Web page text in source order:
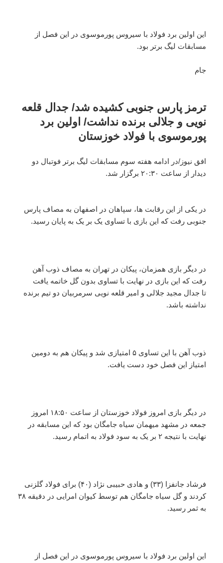
این اولین برد فولاد با سیروس پورموسوی در این فصل از
مسابقات لیگ برتر بود.
جام
ترمز پارس جنوبی کشیده شد/ جدال قلعه
نویی و جلالی برنده نداشت/ اولین برد
پورموسوی با فولاد خوزستان
افق نیوز/در ادامه هفته سوم مسابقات لیگ برتر فوتبال دو
دیدار از ساعت ۲۰:۳۰ برگزار شد.
در یکی از این رقابت ها، سپاهان در اصفهان به مصاف پارس
جنوبی رفت که این بازی با تساوی یک بر یک به پایان رسید.
در دیگر بازی همزمان، پیکان در تهران به مصاف ذوب آهن
رفت که این بازی در نهایت با تساوی بدون گل خاتمه یافت
تا جدال مجید جلالی و امیر قلعه نویی سرمربیان دو تیم برنده
نداشته باشد.
ذوب آهن با این تساوی ۵ امتیازی شد و پیکان هم به دومین
امتیاز این فصل خود دست یافت.
در دیگر بازی امروز فولاد خوزستان از ساعت ۱۸:۵۰ امروز
جمعه در مشهد میهمان سیاه جامگان بود که این مسابقه در
نهایت با نتیجه ۲ بر یک به سود فولاد به اتمام رسید.
فرشاد جانفزا (۳۳) و هادی حبیبی نژاد (۴۰) برای فولاد گلزنی
کردند و گل سیاه جامگان هم توسط کیوان امرایی در دقیقه ۳۸
به ثمر رسید.
این اولین برد فولاد با سیروس پورموسوی در این فصل از